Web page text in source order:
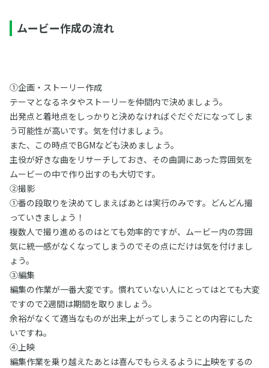
ムービー作成の流れ
①企画・ストーリー作成
テーマとなるネタやストーリーを仲間内で決めましょう。
出発点と着地点をしっかりと決めなければぐだぐだになってしま
う可能性が高いです。気を付けましょう。
また、この時点でBGMなども決めましょう。
主役が好きな曲をリサーチしておき、その曲調にあった雰囲気を
ムービーの中で作り出すのも大切です。
②撮影
①番の段取りを決めてしまえばあとは実行のみです。どんどん撮
っていきましょう！
複数人で撮り進めるのはとても効率的ですが、ムービー内の雰囲
気に統一感がなくなってしまうのでその点にだけは気を付けまし
ょう。
③編集
編集の作業が一番大変です。慣れていない人にとってはとても大変
ですので2週間は期間を取りましょう。
余裕がなくて適当なものが出来上がってしまうことの内容にした
いですね。
④上映
編集作業を乗り越えたあとは喜んでもらえるように上映をするの